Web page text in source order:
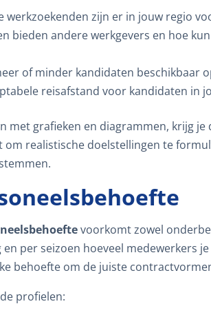
werkzoekenden zijn er in jouw regio
bieden andere werkgevers en hoe
of minder kandidaten beschikbaar
reisafstand voor kandidaten in
met grafieken en diagrammen, krijg
realistische doelstellingen te
voorkomt zowel
per seizoen hoeveel medewerkers
behoefte om de juiste
profielen: